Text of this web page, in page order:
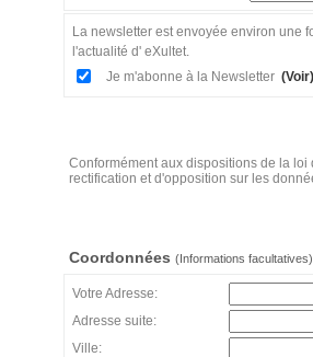
La newsletter est envoyée environ une
l'actualité d' eXultet.
Je m'abonne à la Newsletter (Voir)
Conformément aux dispositions de la
rectification et d'opposition sur les
Coordonnées (Informations facultatives)
Votre Adresse:
Adresse suite:
Ville: